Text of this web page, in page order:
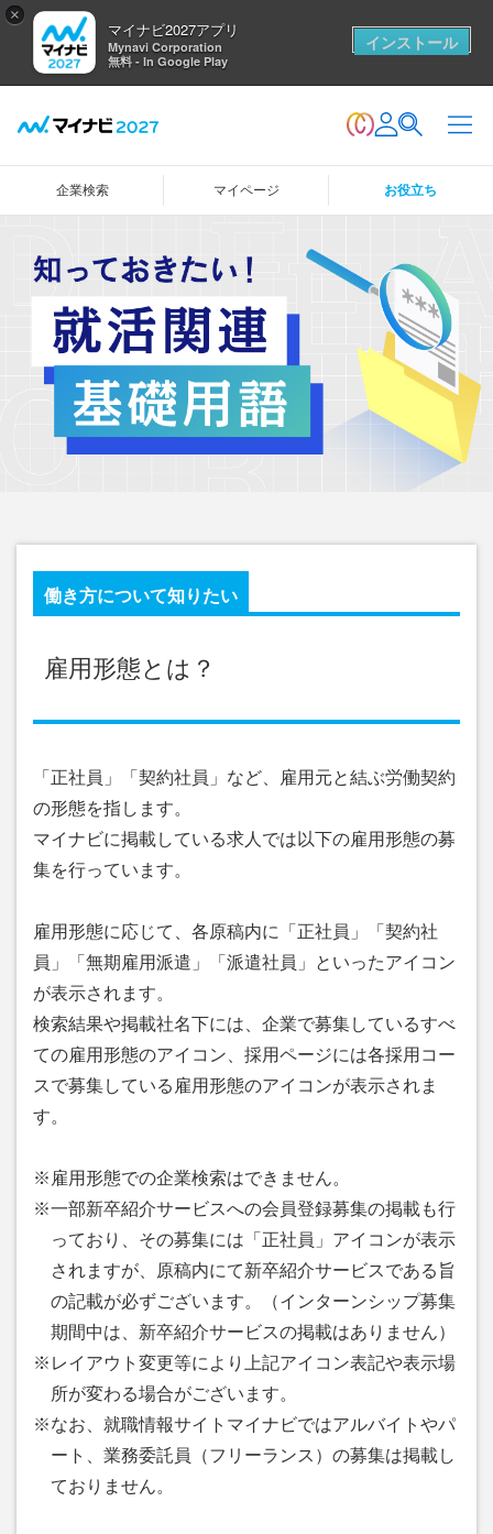
×
マイナビ2027アプリ
Mynavi Corporation
無料 - In Google Play
インストール
企業検索 マイページ お役立ち
働き方について知りたい
雇用形態とは？
「正社員」「契約社員」など、雇用元と結ぶ労働契約
の形態を指します。
マイナビに掲載している求人では以下の雇用形態の募
集を行っています。
雇用形態に応じて、各原稿内に「正社員」「契約社
員」「無期雇用派遣」「派遣社員」といったアイコン
が表示されます。
検索結果や掲載社名下には、企業で募集しているすべ
ての雇用形態のアイコン、採用ページには各採用コー
スで募集している雇用形態のアイコンが表示されま
す。
※雇用形態での企業検索はできません。
※一部新卒紹介サービスへの会員登録募集の掲載も行
っており、その募集には「正社員」アイコンが表示
されますが、原稿内にて新卒紹介サービスである旨
の記載が必ずございます。（インターンシップ募集
期間中は、新卒紹介サービスの掲載はありません）
※レイアウト変更等により上記アイコン表記や表示場
所が変わる場合がございます。
※なお、就職情報サイトマイナビではアルバイトやパ
ート、業務委託員（フリーランス）の募集は掲載し
ておりません。